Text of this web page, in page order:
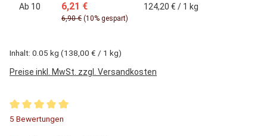
Ab 10 6,21 €
6,90 € (10% gespart)
124,20 € / 1 kg
Inhalt: 0.05 kg (138,00 € / 1 kg)
Preise inkl. MwSt. zzgl. Versandkosten
Durchschnittliche Bewertung von 5 von 5 Sternen
5 Bewertungen